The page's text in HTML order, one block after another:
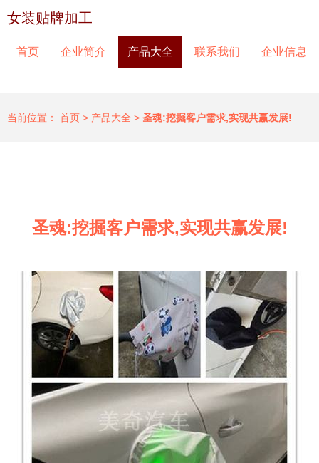
女装贴牌加工
首页 企业简介 产品大全 联系我们 企业信息
当前位置： 首页 > 产品大全 > 圣魂:挖掘客户需求,实现共赢发展!
圣魂:挖掘客户需求,实现共赢发展!